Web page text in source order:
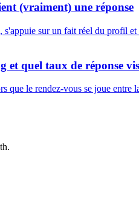
(vraiment) une réponse
sur un fait réel du profil
et quel taux de réponse
le rendez-vous se joue entre